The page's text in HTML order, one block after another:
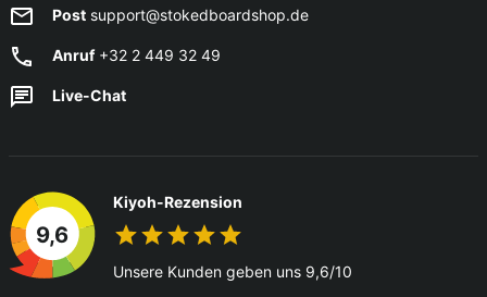
Post support@stokedboardshop.de
Anruf+32 2 449 32 49
Live-Chat
9,6
Kiyoh-Rezension
Unsere Kunden geben uns 9,6/10